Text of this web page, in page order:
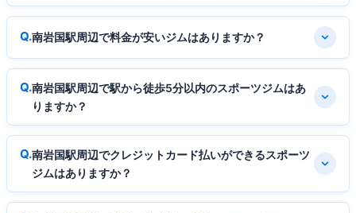
南岩国駅周辺で料金が安いジムはありますか？
南岩国駅周辺で駅から徒歩5分以内のスポーツジムはあ
りますか？
南岩国駅周辺でクレジットカード払いができるスポーツ
ジムはありますか？